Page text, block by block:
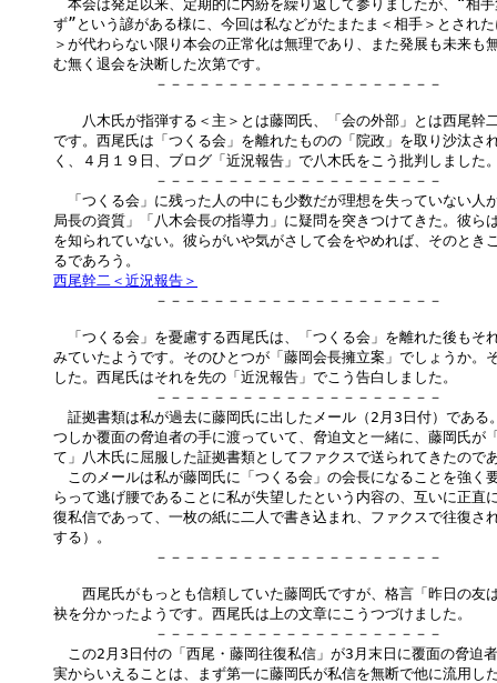
本会は発足以来、定期的に内紛を繰り返して参りましたが、“相
ず”という諺がある様に、今回は私などがたまたま＜相手＞とされ
＞が代わらない限り本会の正常化は無理であり、また発展も未来も
む無く退会を決断した次第です。
－－－－－－－－－－－－－－－－－－－－
八木氏が指弾する＜主＞とは藤岡氏、「会の外部」とは西尾幹
です。西尾氏は「つくる会」を離れたものの「院政」を取り沙汰さ
く、４月１９日、ブログ「近況報告」で八木氏をこう批判しました
－－－－－－－－－－－－－－－－－－－－
「つくる会」に残った人の中にも少数だが理想を失っていない人
局長の資質」「八木会長の指導力」に疑問を突きつけてきた。彼ら
を知られていない。彼らがいや気がさして会をやめれば、そのとき
西尾幹二＜近況報告＞
－－－－－－－－－－－－－－－－－－－－
「つくる会」を憂慮する西尾氏は、「つくる会」を離れた後もそ
みていたようです。そのひとつが「藤岡会長擁立案」でしょうか。
した。西尾氏はそれを先の「近況報告」でこう告白しました。
－－－－－－－－－－－－－－－－－－－－
証拠書類は私が過去に藤岡氏に出したメール（2月3日付）である
つしか覆面の脅迫者の手に渡っていて、脅迫文と一緒に、藤岡氏が
て」八木氏に屈服した証拠書類としてファクスで送られてきたので
このメールは私が藤岡氏に「つくる会」の会長になることを強く
らって逃げ腰であることに私が失望したという内容の、互いに正直
復私信であって、一枚の紙に二人で書き込まれ、ファクスで往復さ
する）。
－－－－－－－－－－－－－－－－－－－－
西尾氏がもっとも信頼していた藤岡氏ですが、格言「昨日の友
袂を分かったようです。西尾氏は上の文章にこうつづけました。
－－－－－－－－－－－－－－－－－－－－
この2月3日付の「西尾・藤岡往復私信」が3月末日に覆面の脅迫
実からいえることは、まず第一に藤岡氏が私信を無断で他に流用し